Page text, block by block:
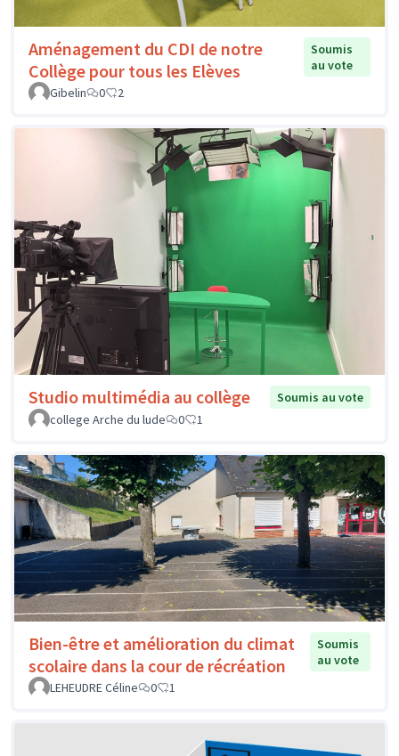
Aménagement du CDI de notre
Collège pour tous les Elèves
Soumis
au vote
Gibelin
0 2
Studio multimédia au collège
Soumis au vote
college Arche du lude
0 1
Bien-être et amélioration du climat
scolaire dans la cour de récréation
Soumis
au vote
LEHEUDRE Céline
0 1